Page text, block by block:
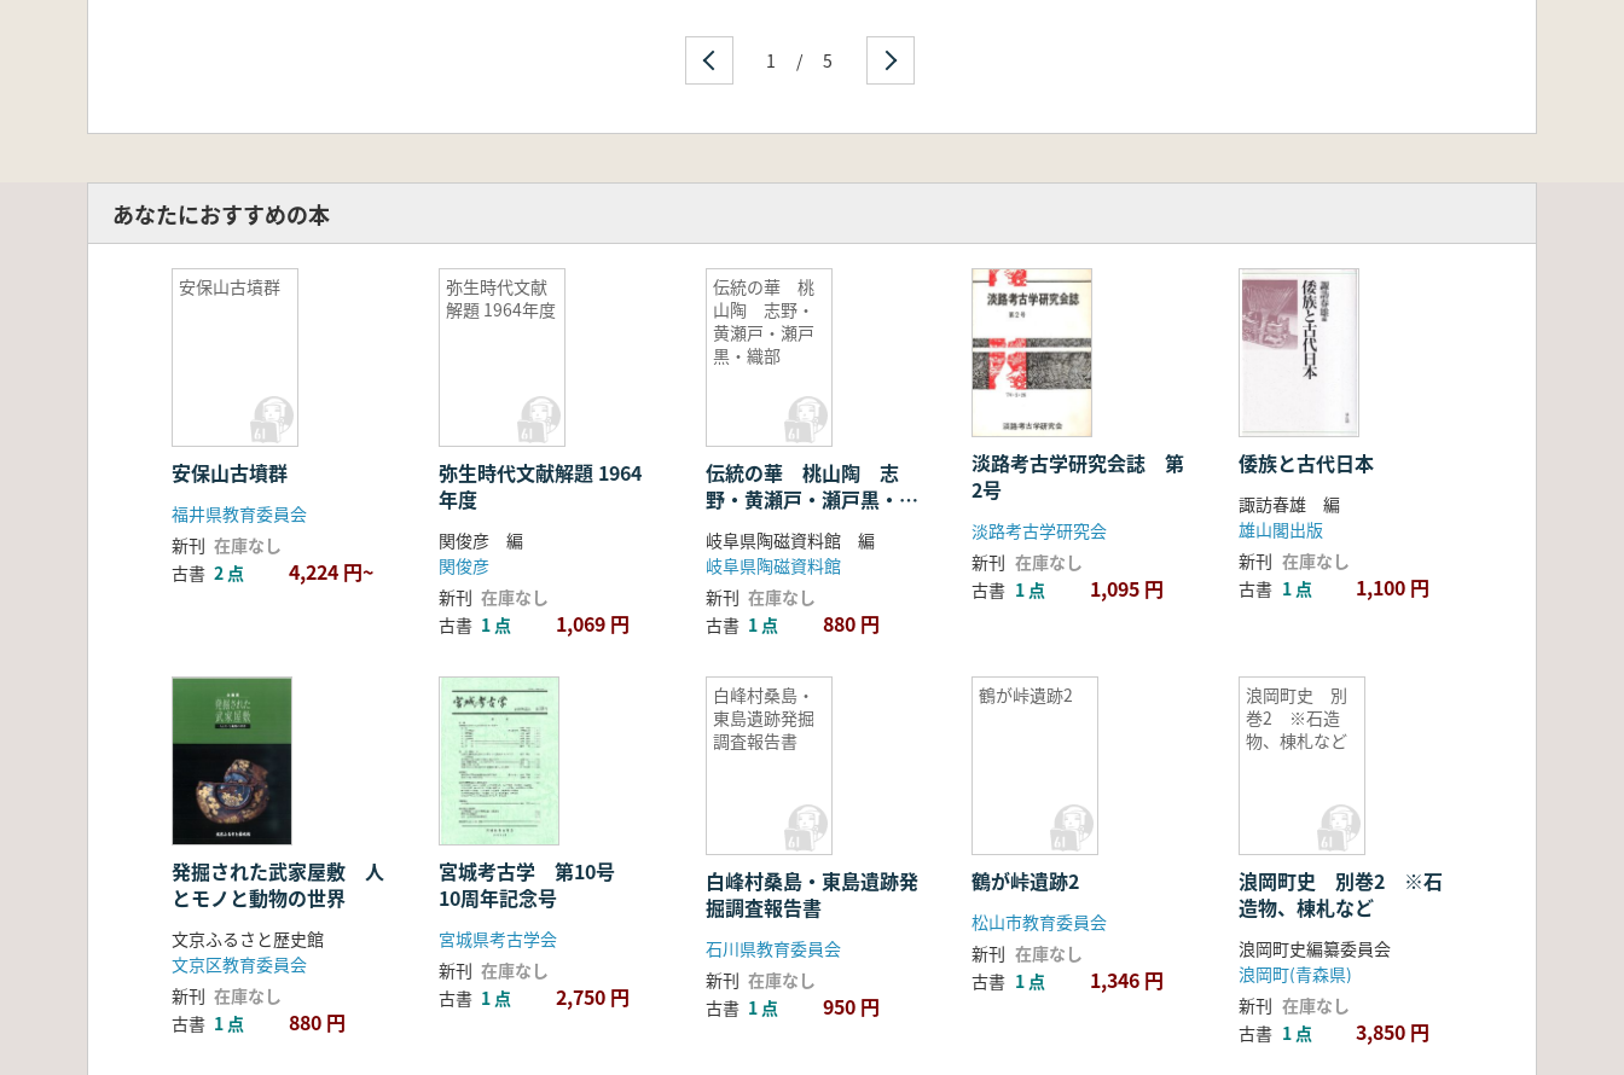
1 / 5
あなたにおすすめの本
安保山古墳群
安保山古墳群
福井県教育委員会
新刊 在庫なし
古書 2 点 4,224 円~
弥生時代文献
解題 1964年度
弥生時代文献解題 1964
年度
関俊彦 編
関俊彦
新刊 在庫なし
古書 1 点 1,069 円
伝統の華 桃
山陶 志野・
黄瀬戸・瀬戸
黒・織部
伝統の華 桃山陶 志
野・黄瀬戸・瀬戸黒・織
部
岐阜県陶磁資料館 編
岐阜県陶磁資料館
新刊 在庫なし
古書 1 点 880 円
淡路考古学研究会誌 第
2号
淡路考古学研究会
新刊 在庫なし
古書 1 点 1,095 円
倭族と古代日本
諏訪春雄 編
雄山閣出版
新刊 在庫なし
古書 1 点 1,100 円
発掘された武家屋敷 人
とモノと動物の世界
文京ふるさと歴史館
文京区教育委員会
新刊 在庫なし
古書 1 点 880 円
宮城考古学 第10号
10周年記念号
宮城県考古学会
新刊 在庫なし
古書 1 点 2,750 円
白峰村桑島・
東島遺跡発掘
調査報告書
白峰村桑島・東島遺跡発
掘調査報告書
石川県教育委員会
新刊 在庫なし
古書 1 点 950 円
鶴が峠遺跡2
鶴が峠遺跡2
松山市教育委員会
新刊 在庫なし
古書 1 点 1,346 円
浪岡町史 別
巻2 ※石造
物、棟札など
浪岡町史 別巻2 ※石
造物、棟札など
浪岡町史編纂委員会
浪岡町(青森県)
新刊 在庫なし
古書 1 点 3,850 円